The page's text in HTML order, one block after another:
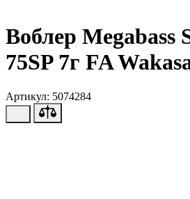
Воблер Megabass
75SP 7г FA
Артикул: 5074284